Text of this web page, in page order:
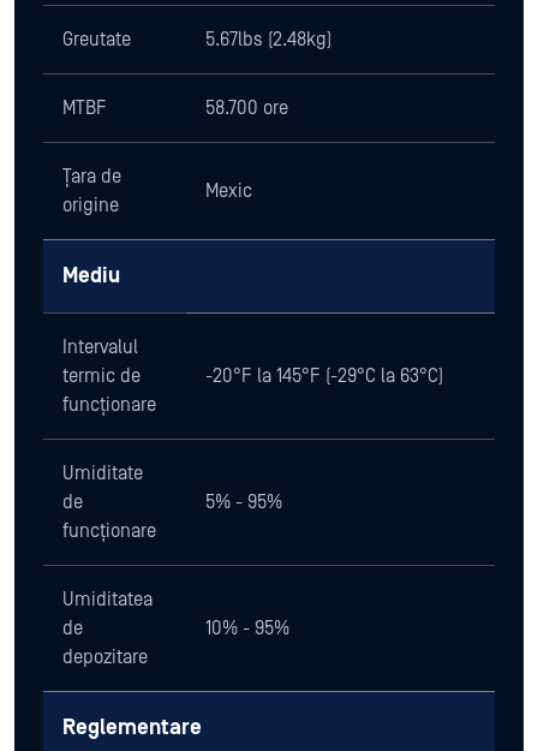
Greutate 5.67lbs (2.48kg)
MTBF 58.700 ore
Țara de
origine
Mexic
Mediu
Intervalul
termic de
funcționare
-20°F la 145°F (-29°C la 63°C)
Umiditate
de
funcționare
5% - 95%
Umiditatea
de
depozitare
10% - 95%
Reglementare